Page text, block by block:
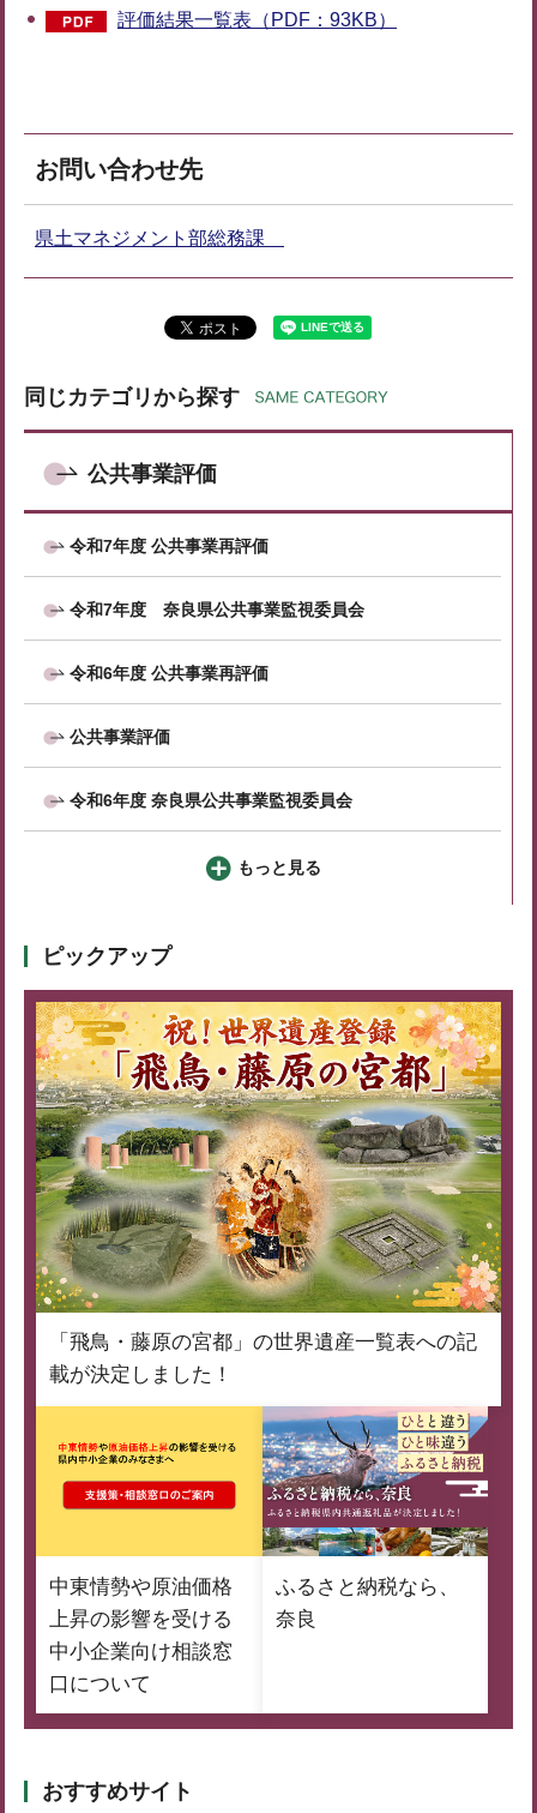
評価結果一覧表（PDF：93KB）
お問い合わせ先
県土マネジメント部総務課
同じカテゴリから探す
公共事業評価
令和7年度 公共事業再評価
令和7年度 奈良県公共事業監視委員会
令和6年度 公共事業再評価
公共事業評価
令和6年度 奈良県公共事業監視委員会
もっと見る
ピックアップ
「飛鳥・藤原の宮都」の世界遺産一覧表への記
載が決定しました！
中東情勢や原油価格
上昇の影響を受ける
中小企業向け相談窓
口について
ふるさと納税なら、
奈良
おすすめサイト